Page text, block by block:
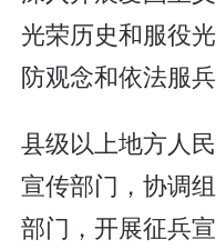
光荣历史和服役
防观念和依法服兵
县级以上地方人
宣传部门，协调
部门，开展征兵